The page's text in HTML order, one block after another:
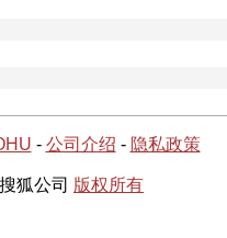
- 公司介绍 - 隐私政策
狐公司 版权所有